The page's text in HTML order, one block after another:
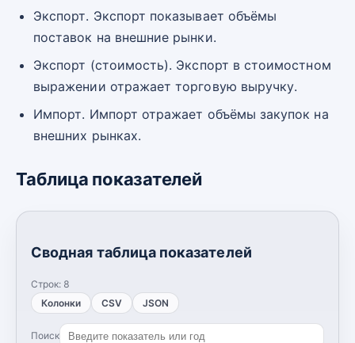
Экспорт. Экспорт показывает объёмы
поставок на внешние рынки.
Экспорт (стоимость). Экспорт в стоимостном
выражении отражает торговую выручку.
Импорт. Импорт отражает объёмы закупок на
внешних рынках.
Таблица показателей
Сводная таблица показателей
Строк: 8
Колонки
CSV JSON
Поиск